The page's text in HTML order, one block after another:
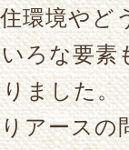
環境やど
ろな要素
ました。
アースの